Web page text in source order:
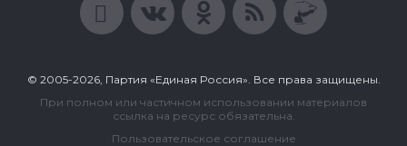
© 2005-2026, Партия «Единая Россия». Все права защищены.
При полном или частичном использовании материалов
ссылка на ресурс обязательна.
Пользовательское соглашение